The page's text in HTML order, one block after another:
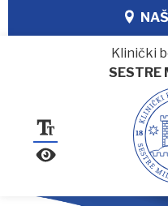
Klinički
SESTRE